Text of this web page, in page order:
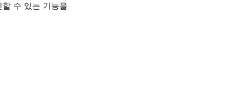
수 있는 기능을